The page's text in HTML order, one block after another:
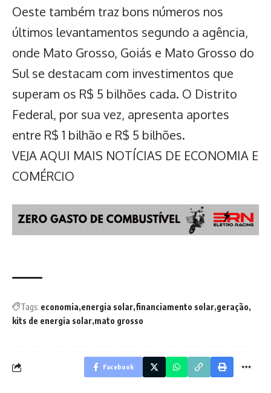
Oeste também traz bons números nos
últimos levantamentos segundo a agência,
onde Mato Grosso, Goiás e Mato Grosso do
Sul se destacam com investimentos que
superam os R$ 5 bilhões cada. O Distrito
Federal, por sua vez, apresenta aportes
entre R$ 1 bilhão e R$ 5 bilhões.
VEJA AQUI MAIS NOTÍCIAS DE ECONOMIA E
COMÉRCIO
Tags: economia energia solar financiamento solar geração
kits de energia solar mato grosso
Facebook